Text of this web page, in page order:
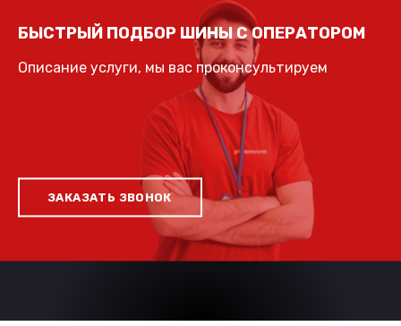
БЫСТРЫЙ ПОДБОР ШИНЫ С ОПЕРАТОРОМ
Описание услуги, мы вас проконсультируем
ЗАКАЗАТЬ ЗВОНОК